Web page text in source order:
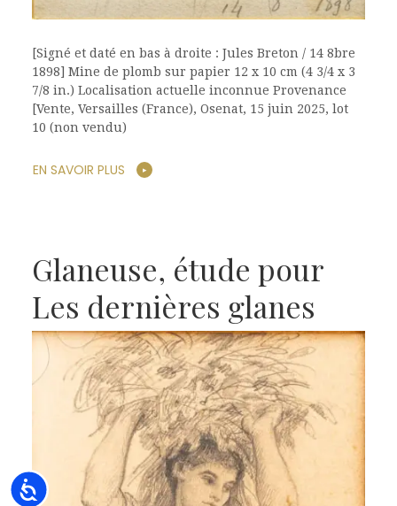
Accessibility
[Signé et daté en bas à droite : Jules Breton / 14 8bre
1898] Mine de plomb sur papier 12 x 10 cm (4 3/4 x 3
7/8 in.) Localisation actuelle inconnue Provenance
[Vente, Versailles (France), Osenat, 15 juin 2025, lot
10 (non vendu)
EN SAVOIR PLUS
Glaneuse, étude pour
Les dernières glanes